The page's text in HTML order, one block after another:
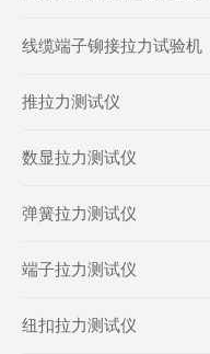
线缆端子铆接拉力试验机
推拉力测试仪
数显拉力测试仪
弹簧拉力测试仪
端子拉力测试仪
纽扣拉力测试仪